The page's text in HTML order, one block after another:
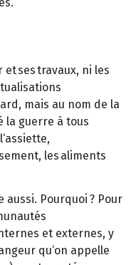
et ses travaux, ni les
mais au nom de la
la guerre à tous
les aliments
aussi. Pourquoi ? Pour
et externes, y
qu‘on appelle